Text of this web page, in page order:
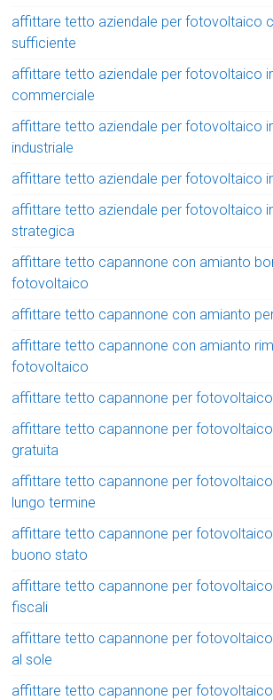
affittare tetto aziendale per fotovoltaico
sufficiente
affittare tetto aziendale per fotovoltaico
commerciale
affittare tetto aziendale per fotovoltaico
industriale
affittare tetto aziendale per fotovoltaico
affittare tetto aziendale per fotovoltaico
strategica
affittare tetto capannone con amianto
fotovoltaico
affittare tetto capannone con amianto
affittare tetto capannone con amianto
fotovoltaico
affittare tetto capannone per fotovoltaico
affittare tetto capannone per
gratuita
affittare tetto capannone per
lungo termine
affittare tetto capannone per
buono stato
affittare tetto capannone per
fiscali
affittare tetto capannone per
al sole
affittare tetto capannone per